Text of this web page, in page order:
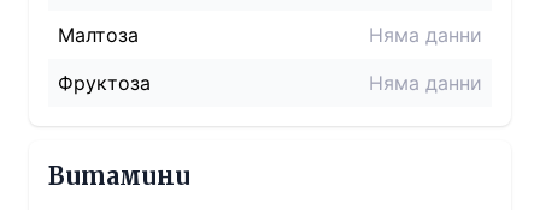
Малтоза
Няма данни
Фруктоза
Няма данни
Витамини